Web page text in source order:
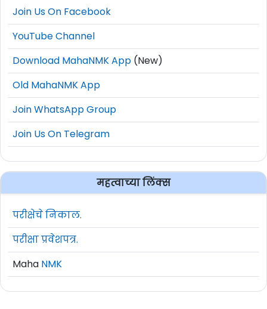
Join Us On Facebook
YouTube Channel
Download MahaNMK App (New)
Old MahaNMK App
Join WhatsApp Group
Join Us On Telegram
महत्वाच्या लिंक्स
परीक्षेचे निकाल.
परीक्षा प्रवेशपत्र.
Maha NMK